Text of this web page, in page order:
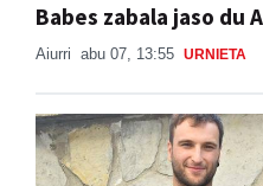
Babes zabala jaso du
Aiurri abu 07, 13:55 URNIETA